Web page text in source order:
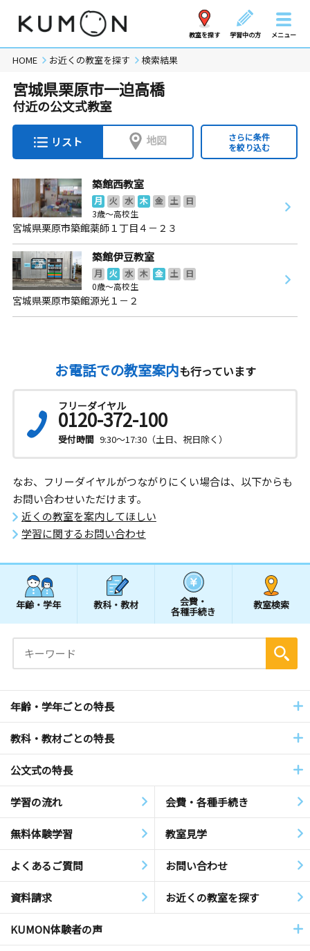
教室を探す 学習中の方 メニュー
HOME お近くの教室を探す 検索結果
宮城県栗原市一迫高橋
付近の公文式教室
リスト 地図
さらに条件
を絞り込む
築館西教室
月 火 水 木 金 土
日
3歳～高校生
宮城県栗原市築館薬師１丁目４－２３
築館伊豆教室
月 火 水 木 金 土
日
0歳～高校生
宮城県栗原市築館源光１－２
お電話での教室案内も行っています
フリーダイヤル
0120-372-100
受付時間 9:30～17:30（土日、祝日除く）
なお、フリーダイヤルがつながりにくい場合は、以下からも
お問い合わせいただけます。
近くの教室を案内してほしい
学習に関するお問い合わせ
年齢・学年 教科・教材 会費・
各種手続き
教室検索
年齢・学年ごとの特長
教科・教材ごとの特長
公文式の特長
学習の流れ 会費・各種手続き
無料体験学習 教室見学
よくあるご質問 お問い合わせ
資料請求 お近くの教室を探す
KUMON体験者の声